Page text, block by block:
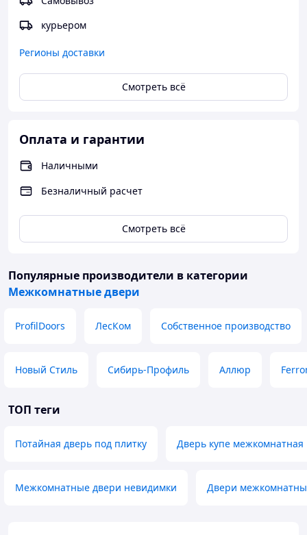
курьером
Регионы доставки
Смотреть всё
Оплата и гарантии
Наличными
Безналичный расчет
Смотреть всё
Популярные производители в категории
Межкомнатные двери
ProfilDoors ЛесКом Собственное производство
Новый Стиль Сибирь-Профиль Аллюр
ТОП теги
Потайная дверь под плитку Дверь купе межкомнатная
Межкомнатные двери невидимки Двери